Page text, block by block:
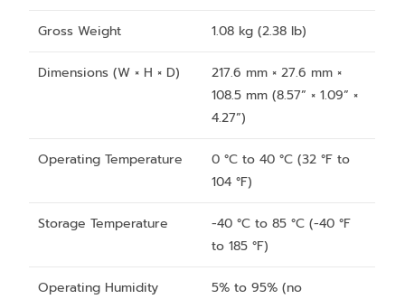
Gross Weight 1.08 kg (2.38 lb)
Dimensions (W × H × D)
217.6 mm × 27.6 mm ×
108.5 mm (8.57” × 1.09” ×
4.27”)
Operating Temperature
0 °C to 40 °C (32 °F to
104 °F)
Storage Temperature
-40 °C to 85 °C (-40 °F
to 185 °F)
Operating Humidity
5% to 95% (no